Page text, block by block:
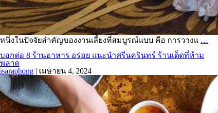
หนึ่งในปัจจัยสำคัญของงานเลี้ยงที่สมบูรณ์แบบ คือ การวางแ …
บอกต่อ 8 ร้านอาหาร อร่อย แนะนำศรีนครินทร์ ร้านเด็ดที่ห้าม
พลาด
isaraphong | เมษายน 4, 2024